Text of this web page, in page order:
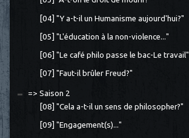
[04] "Y a-t-il un Humanisme aujourd'hui?"
[05] "L'éducation à la non-violence..."
[06] "Le café philo passe le bac-Le travail"
[07] "Faut-il brûler Freud?"
=> Saison 2
[08] "Cela a-t-il un sens de philosopher?"
[09] "Engagement(s)..."